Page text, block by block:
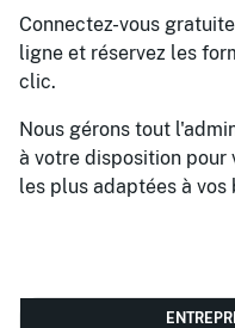
Connectez-vous
ligne et réservez les
clic.
Nous gérons tout
à votre disposition pour
les plus adaptées à vos